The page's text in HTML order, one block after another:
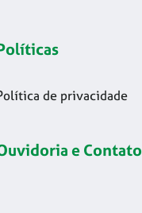
de privacidade
e Contato